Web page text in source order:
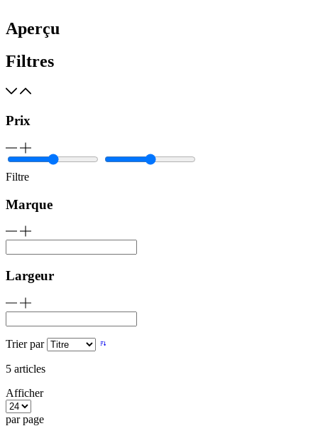
Aperçu
Filtres
Prix
Filtre
Marque
Largeur
Trier par
5 articles
Afficher
par page